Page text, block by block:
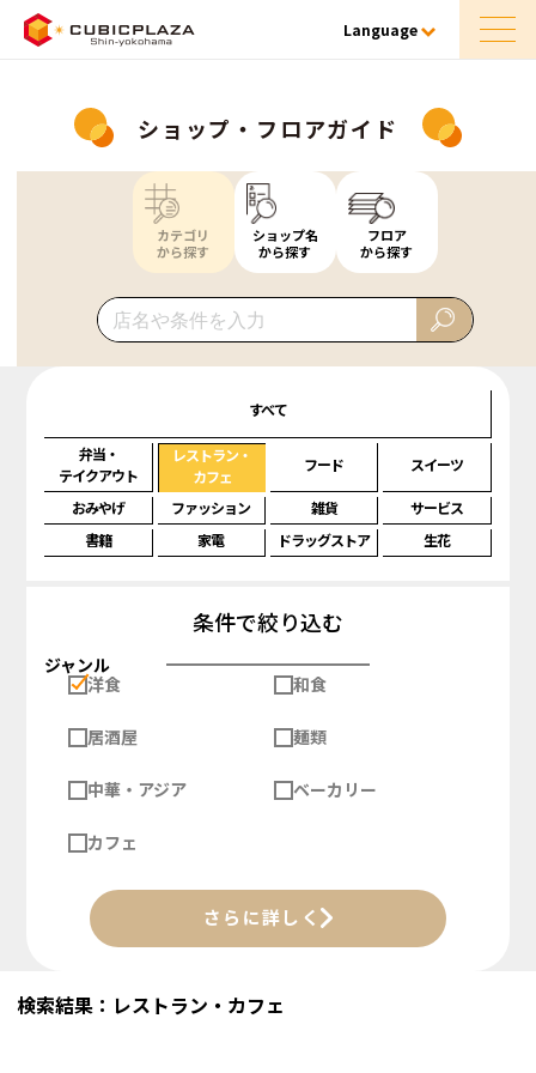
Language
ショップ・フロアガイド
カテゴリ
から探す
ショップ名
から探す
フロア
から探す
すべて
弁当・
テイクアウト
レストラン・
カフェ
フード スイーツ
おみやげ ファッション 雑貨
サービス
書籍
家電 ドラッグストア 生花
条件で絞り込む
ジャンル
洋食
和食
居酒屋 麺類
中華・アジア ベーカリー
カフェ
さらに詳しく
検索結果：レストラン・カフェ